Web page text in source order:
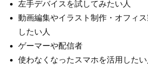
左手デバイスを試してみたい人
動画編集やイラスト制作・オフィ
したい人
ゲーマーや配信者
使わなくなったスマホを活用したい